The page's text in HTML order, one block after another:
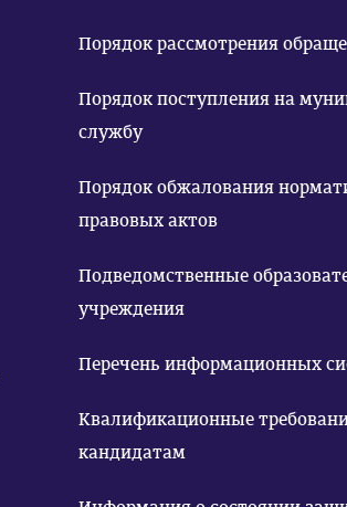
Порядок рассмотрения
Порядок поступления на
службу
Порядок обжалования
правовых актов
Подведомственные
учреждения
Перечень информационных
Квалификационные
кандидатам